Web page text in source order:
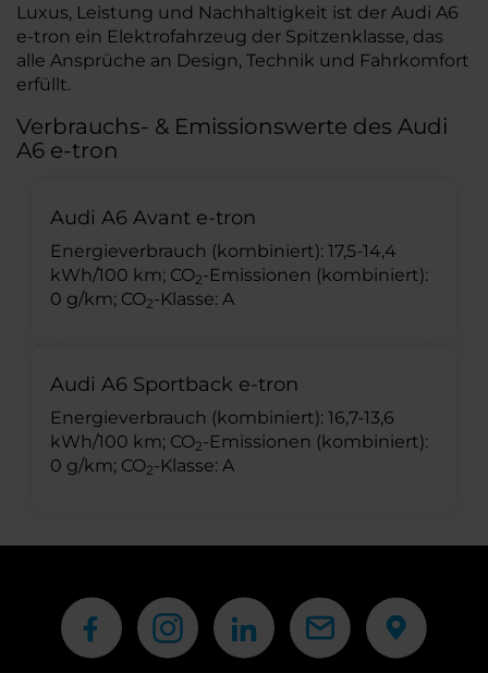
Luxus, Leistung und Nachhaltigkeit ist der Audi A6
e-tron ein Elektrofahrzeug der Spitzenklasse, das
alle Ansprüche an Design, Technik und Fahrkomfort
erfüllt.
Verbrauchs- & Emissionswerte des Audi
A6 e-tron
Audi A6 Avant e-tron
Energieverbrauch (kombiniert): 17,5-14,4
kWh/100 km; CO2-Emissionen (kombiniert):
0 g/km; CO2-Klasse: A
Audi A6 Sportback e-tron
Energieverbrauch (kombiniert): 16,7-13,6
kWh/100 km; CO2-Emissionen (kombiniert):
0 g/km; CO2-Klasse: A